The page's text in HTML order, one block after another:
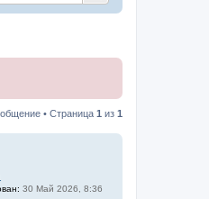
• Страница 1 из 1
30 Май 2026, 8:36